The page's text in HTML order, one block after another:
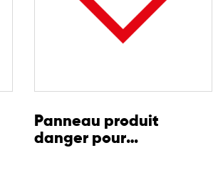
Panneau produit
danger pour